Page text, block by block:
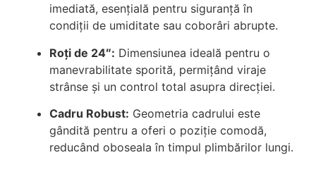
imediată, esențială pentru siguranță în
condiții de umiditate sau coborâri abrupte.
Roți de 24″: Dimensiunea ideală pentru o
manevrabilitate sporită, permițând viraje
strânse și un control total asupra direcției.
Cadru Robust: Geometria cadrului este
gândită pentru a oferi o poziție comodă,
reducând oboseala în timpul plimbărilor lungi.